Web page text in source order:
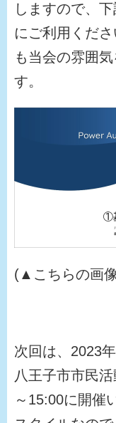
しますので、
にご利用くだ
も当会の雰囲
す。
(▲こちらの画
次回は、2023
八王子市市民
～15:00に開催